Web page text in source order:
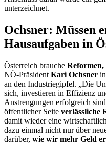
unterzeichnet.
Ochsner: Müssen
Hausaufgaben in
Österreich brauche
NÖ-Präsident Kari Ochsner
an den Industriegipfel. „Die
sich, investieren in Effizienz
Anstrengungen erfolgreich
öffentlicher Seite verlässliche
damit wieder eine
dazu einmal nicht nur über
darüber, wie wir mehr Geld